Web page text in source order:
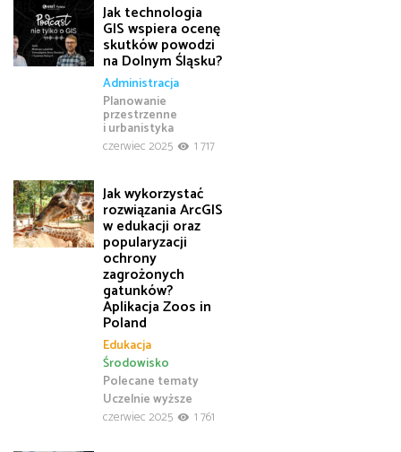
Jak technologia
GIS wspiera ocenę
skutków powodzi
na Dolnym Śląsku?
Administracja
Planowanie
przestrzenne
i urbanistyka
czerwiec 2025
1 717
Jak wykorzystać
rozwiązania ArcGIS
w edukacji oraz
popularyzacji
ochrony
zagrożonych
gatunków?
Aplikacja Zoos in
Poland
Edukacja
Polecane tematy
Środowisko
Uczelnie wyższe
czerwiec 2025
1 761